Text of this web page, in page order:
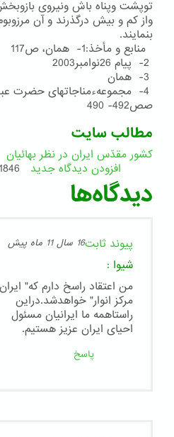
توپشت وپناه باش ونیروی
واز كم و بیش درگذرند و آن
بنمایند.
منابع و مأخذ:1- همان، ص117
4- مجموعهءمناجاتهای حضرت
صص492- 490
مطالب سایت
کشور مقدّس ایران در نظر بهائیان
افزودن دیدگاه جدید
121846
دیدگاه‌ها
پیوند ثابت16 سال 11 ماه پیش
شیوا :
من اعتقاد راسخ دارم که" ایران
مرکز انوار" خواهدشد.دراین
راستاهمه ما ایرانیان مسئول
احیای ایران عزیز هستیم.
پاسخ